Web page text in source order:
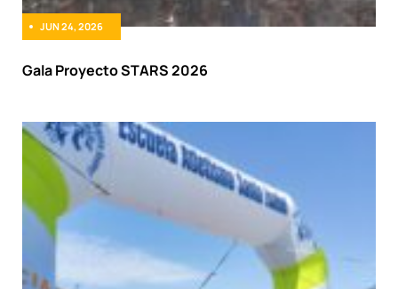
JUN 24, 2026
Gala Proyecto STARS 2026